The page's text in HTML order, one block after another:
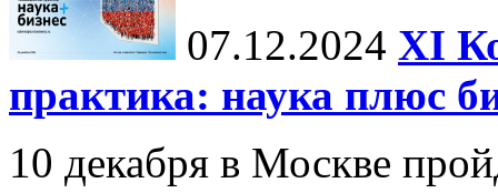
07.12.2024 ХI
практика: наука плюс
10 декабря в Москве